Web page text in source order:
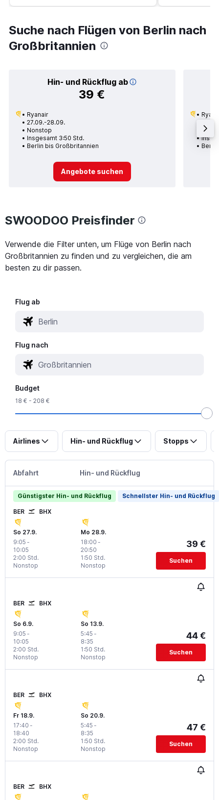
Suche nach Flügen von Berlin nach
Großbritannien
Hin- und Rückflug ab
39 €
Ryanair
27.09.-28.09.
Nonstop
Insgesamt 3:50 Std.
Berlin bis Großbritannien
Angebote suchen
SWOODOO Preisfinder
Verwende die Filter unten, um Flüge von Berlin nach
Großbritannien zu finden und zu vergleichen, die am
besten zu dir passen.
Flug ab
Flug nach
Budget
18 € - 208 €
Airlines Hin- und Rückflug Stopps
Abfahrt Hin- und Rückflug
Günstigster Hin- und Rückflug Schnellster Hin- und Rückflug
BER BHX
So 27.9.
9:05 -
10:05
Nonstop
2:00 Std.
Mo 28.9.
18:00 -
20:50
Nonstop
1:50 Std.
39 €
Suchen
BER BHX
So 6.9.
9:05 -
10:05
Nonstop
2:00 Std.
So 13.9.
5:45 -
8:35
Nonstop
1:50 Std.
44 €
Suchen
BER BHX
Fr 18.9.
17:40 -
18:40
Nonstop
2:00 Std.
So 20.9.
5:45 -
8:35
Nonstop
1:50 Std.
47 €
Suchen
BER BHX